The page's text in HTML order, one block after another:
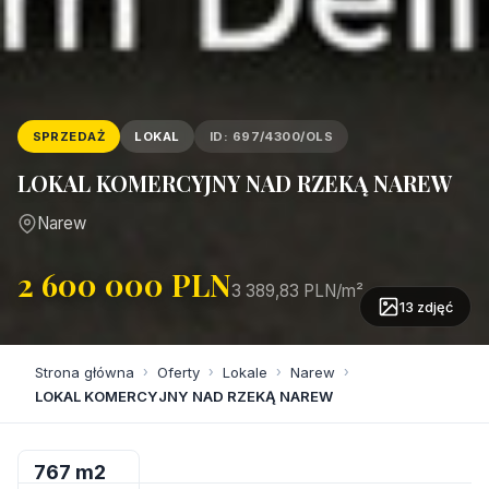
SPRZEDAŻ LOKAL ID: 697/4300/OLS
LOKAL KOMERCYJNY NAD RZEKĄ NAREW
Narew
2 600 000 PLN3 389,83 PLN/m²
13 zdjęć
Strona główna › Oferty › Lokale › Narew ›
LOKAL KOMERCYJNY NAD RZEKĄ NAREW
767 m2